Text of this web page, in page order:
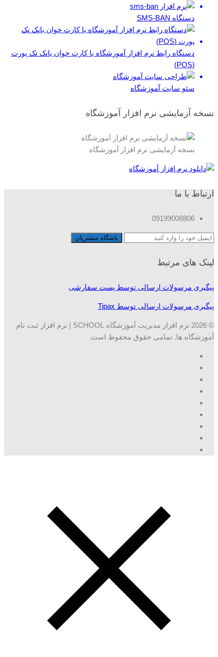
دستگاه SMS-BAN
دستگاه رابط نرم افزار آموزشگاه با کارت خوان بانک تک پورت
(POS)
سئو سایت آموزشگاه
نسخه آزمایشی نرم افزار آموزشگاه
نسخه آزمایشی نرم افزار آموزشگاه
ارتباط با ما
09199008806
لینک های مرتبط
پیگیری مرسولات ارسالی توسط پست سفارشی
پیگیری مرسولات ارسالی توسط Tipax
© 2026 نرم افزار مدیریت آموزشگاه SCHOOL | نرم افزار ثبت نام
آموزشگاه ها. تمامی حقوق محفوظ است